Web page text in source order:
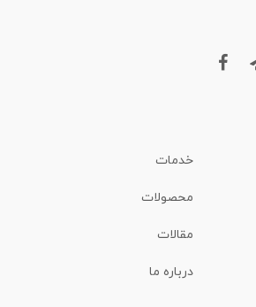
خدمات
محصولات
مقالات
درباره ما